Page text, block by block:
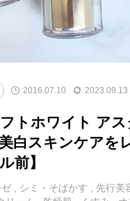
2016.07.10 2023.09.13
トホワイト ア
白スキンケアを
前】
シミ・そばかす 先行美